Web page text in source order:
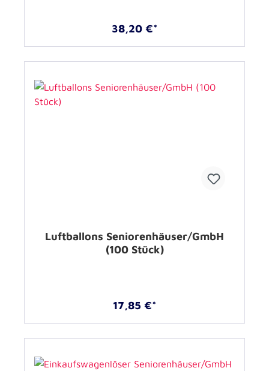
38,20 €*
Luftballons Seniorenhäuser/GmbH
(100 Stück)
17,85 €*